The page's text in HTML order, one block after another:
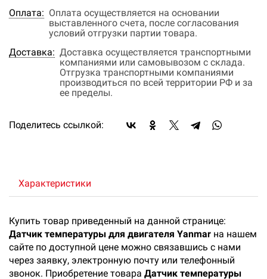
Оплата: Оплата осуществляется на основании
выставленного счета, после согласования
условий отгрузки партии товара.
Доставка: Доставка осуществляется транспортными
компаниями или самовывозом с склада.
Отгрузка транспортными компаниями
производиться по всей территории РФ и за
ее пределы.
Поделитесь ссылкой:
Характеристики
Купить товар приведенный на данной странице:
Датчик температуры для двигателя Yanmar на нашем
сайте по доступной цене можно связавшись с нами
через заявку, электронную почту или телефонный
звонок. Приобретение товара Датчик температуры